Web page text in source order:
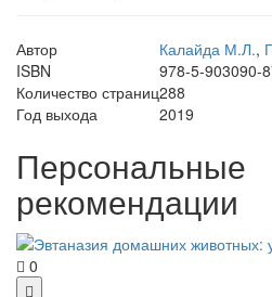
Автор Калайда М.Л.,
ISBN
978-5-903090-
Количество страниц288
Год выхода
2019
Персональные
рекомендации
0